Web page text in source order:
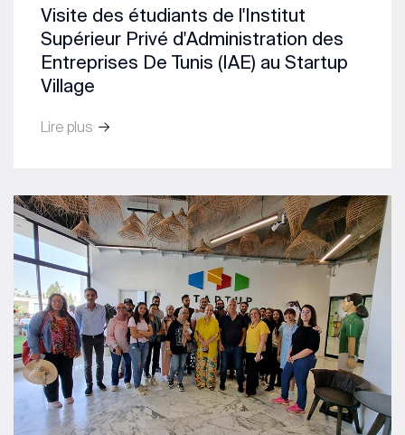
Visite des étudiants de l'Institut
Supérieur Privé d'Administration des
Entreprises De Tunis (IAE) au Startup
Village
Lire plus